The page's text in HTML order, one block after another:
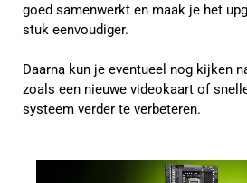
goed samenwerkt en maak je het
stuk eenvoudiger.
Daarna kun je eventueel nog kijken
zoals een nieuwe videokaart of
systeem verder te verbeteren.